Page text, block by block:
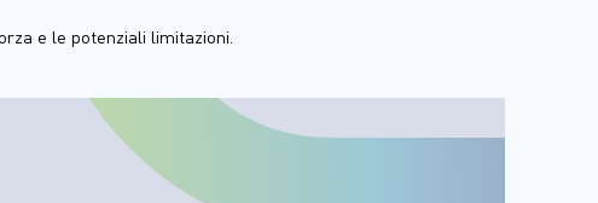
e le potenziali limitazioni.